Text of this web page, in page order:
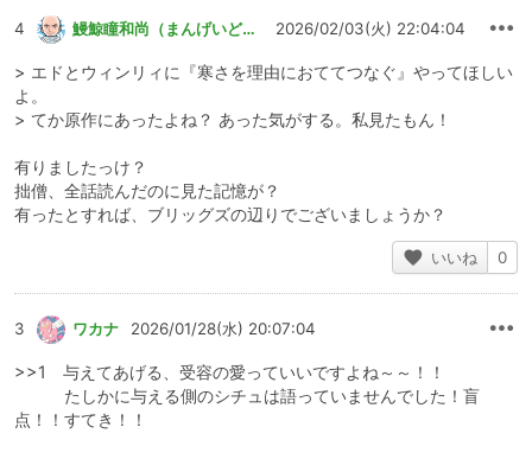
4 鰻鯨瞳和尚（まんげいどうかずなお） 2026/02/03(火) 22:04:04
> エドとウィンリィに『寒さを理由におててつなぐ』やってほしい
よ。
> てか原作にあったよね？ あった気がする。私見たもん！
有りましたっけ？
拙僧、全話読んだのに見た記憶が？
有ったとすれば、ブリッグズの辺りでございましょうか？
いいね 0
3 ワカナ 2026/01/28(水) 20:07:04
>>1 与えてあげる、受容の愛っていいですよね～～！！
たしかに与える側のシチュは語っていませんでした！盲
点！！すてき！！